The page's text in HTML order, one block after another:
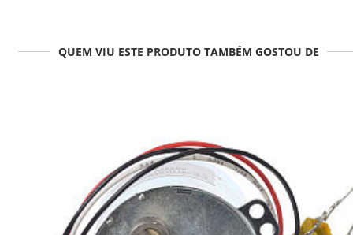
QUEM VIU ESTE PRODUTO TAMBÉM GOSTOU DE